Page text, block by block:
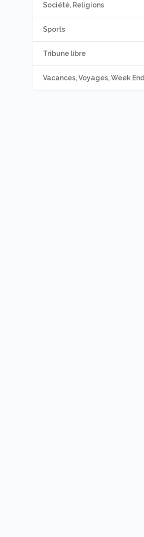
Société, Religions
Sports
Tribune libre
Vacances, Voyages, Week End